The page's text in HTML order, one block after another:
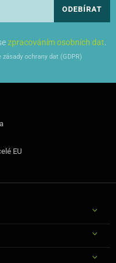
ODEBÍRAT
zpracováním osobních dat.
ochrany dat (GDPR)
EU